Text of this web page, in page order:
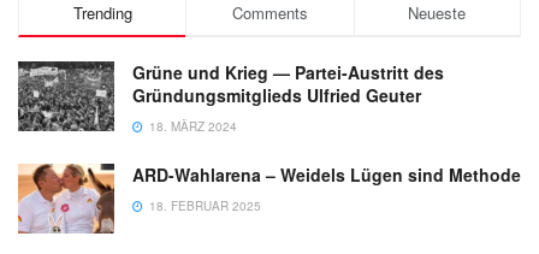
Trending Comments Neueste
Grüne und Krieg — Partei-Austritt des
Gründungsmitglieds Ulfried Geuter
18. MÄRZ 2024
ARD-Wahlarena – Weidels Lügen sind Methode
18. FEBRUAR 2025